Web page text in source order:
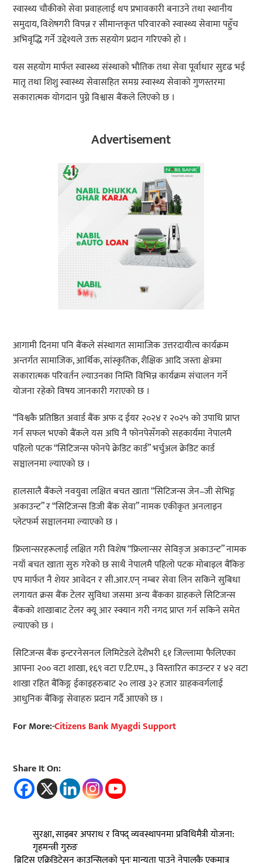
स्वास्थ्य चौकीको सेवा प्रवाहलाई थप प्रभावकारी बनाउने तथा स्थानीय
समुदाय, विशेषगरी विपन्न र सीमान्तकृत परिवारको स्वास्थ्य सेवामा पहुँच
अभिवृद्धि गर्ने उद्देश्यले उक्त सहयोग प्रदान गरिएको हो ।
यस सहयोग मार्फत स्वास्थ्य संस्थाको भौतिक तथा सेवा पूर्वाधार सुदृढ भई
मातृ तथा शिशु स्वास्थ्य सेवासहित समग्र स्वास्थ्य सेवाको गुणस्तरमा
सकारात्मक योगदान पुग्ने विश्वास बैंकले लिएको छ ।
Advertisement
आगामी दिनमा पनि बैंकले संस्थागत सामाजिक उत्तरदायीत्व कार्यक्रम
अन्तर्गत सामाजिक, आर्थिक, सांस्कृतिक, शैक्षिक आदि जस्ता क्षेत्रमा
सकारात्मक परिवर्तन ल्याउनका निम्ति विभिन्न कार्यक्रम संचालन गर्ने
योजना रहेको विषय जानकारी गराएको छ ।
“विश्वकै प्रतिष्ठित अवार्ड बैंक अफ द ईयर २०२४ र २०२५ को उपाधि प्राप्त
गर्न सफल भएको बैंकले यस अघि नै फोनपेसँगको सहकार्यमा नेपालमै
पहिलो पटक “सिटिजन्स फोनपे क्रेडिट कार्ड” भर्चुअल क्रेडिट कार्ड
सञ्चालनमा ल्याएको छ ।
हालसालै बैंकले नवयुवा लक्षित बचत खाता “सिटिजन्स जेन–जी सेभिङ्ग
अकाउन्ट” र “सिटिजन्स डिजी बैंक सेवा” नामक एकीकृत अनलाइन
प्लेटफर्म सञ्चालनमा ल्याएको छ ।
फ्रिलान्सरहरूलाई लक्षित गरी विशेष “फ्रिलान्सर सेविङ्ज अकाउन्ट” नामक
नयाँ बचत खाता सुरु गरेको छ साथै नेपालमै पहिलो पटक मोबाइल बैंकिङ
एप मार्फत नै शेयर आवेदन र सी.आर.एन् नम्बर सेवा लिन सकिने सुबिधा
लगायत क्रस बैंक टेलर सुविधा जसमा अन्य बैंकका ग्राहकले सिटिजन्स
बैंकको शाखाबाट टेलर क्यू आर स्क्यान गरी नगद प्राप्त गर्न सकिने समेत
ल्याएको छ ।
सिटिजन्स बैंक इन्टरनेसनल लिमिटेडले देशैभरी ६१ जिल्लामा फैलिएका
आफ्ना २०० वटा शाखा, १६९ वटा ए.टि.एम., ३ विस्तारित काउन्टर र ४२ वटा
शाखा रहित बैंकिङ्ग ईकाइहरुबाट २० लाख ३२ हजार ग्राहकवर्गलाई
आधुनिक बैंकिङ्ग सेवाहरु प्रदान गर्दै आएको छ ।
For More:-Citizens Bank Myagdi Support
Share It On:
सुरक्षा, साइबर अपराध र विपद् व्यवस्थापनमा प्रविधिमैत्री योजना:
गृहमन्त्री गुरुङ
ब्रिटिस एक्रिडिटेसन काउन्सिलको पुनः मान्यता पाउने नेपालकै एकमात्र